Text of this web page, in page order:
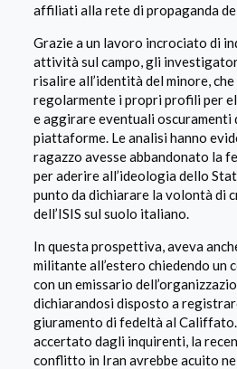
affiliati alla rete di propaganda
Grazie a un lavoro incrociato di
attività sul campo, gli
risalire all’identità del minore, che
regolarmente i propri profili per
e aggirare eventuali oscuramenti
piattaforme. Le analisi hanno
ragazzo avesse abbandonato la
per aderire all’ideologia dello
punto da dichiarare la volontà di
dell’ISIS sul suolo italiano.
In questa prospettiva, aveva
militante all’estero chiedendo un
con un emissario
dichiarandosi disposto a
giuramento di fedeltà al
accertato dagli inquirenti, la
conflitto in Iran avrebbe acuito